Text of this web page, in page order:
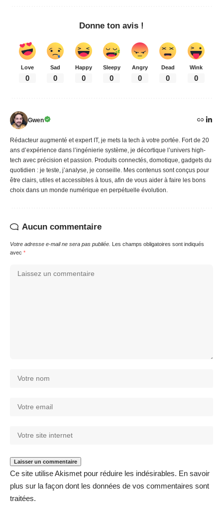
Donne ton avis !
Love
0
Sad
0
Happy
0
Sleepy
0
Angry
0
Dead
0
Wink
0
Gwen
Rédacteur augmenté et expert IT, je mets la tech à votre portée. Fort de 20
ans d’expérience dans l’ingénierie système, je décortique l’univers high-
tech avec précision et passion. Produits connectés, domotique, gadgets du
quotidien : je teste, j’analyse, je conseille. Mes contenus sont conçus pour
être clairs, utiles et accessibles à tous, afin de vous aider à faire les bons
choix dans un monde numérique en perpétuelle évolution.
Aucun commentaire
Votre adresse e-mail ne sera pas publiée. Les champs obligatoires sont indiqués
avec *
Ce site utilise Akismet pour réduire les indésirables. En savoir
plus sur la façon dont les données de vos commentaires sont
traitées.